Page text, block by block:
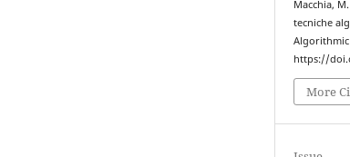
Macchia,
tecniche
https://
More